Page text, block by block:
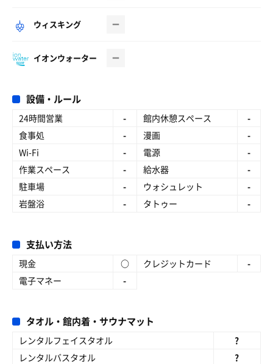
ウィスキング
イオンウォーター
設備・ルール
24時間営業 - 館内休憩スペース
-
食事処
- 漫画
-
Wi-Fi
- 電源
-
作業スペース
- 給水器
-
駐車場
- ウォシュレット
-
岩盤浴
- タトゥー -
支払い方法
現金 ○ クレジットカード
-
電子マネー
-
タオル・館内着・サウナマット
レンタルフェイスタオル
?
レンタルバスタオル
?